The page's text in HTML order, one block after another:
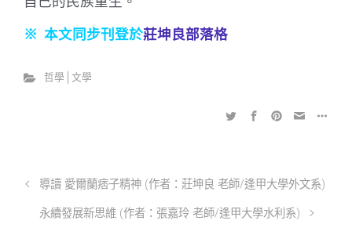
※ 本文同步刊登於莊坤良部落格
哲學│文學
導讀 愛爾蘭痞子精神 (作者：莊坤良 老師/逢甲大學外文系)
永續發展新思維 (作者：張嘉玲 老師/逢甲大學水利系)